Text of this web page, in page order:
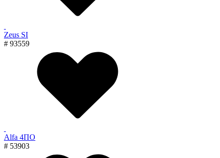
Zeus SI
# 93559
Alfa 4ПО
# 53903